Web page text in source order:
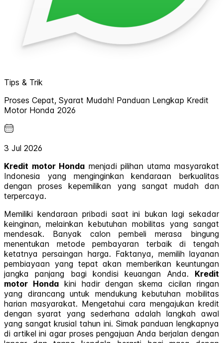
Tips & Trik
Proses Cepat, Syarat Mudah! Panduan Lengkap Kredit
Motor Honda 2026
3 Jul 2026
Kredit motor Honda menjadi pilihan utama masyarakat
Indonesia yang menginginkan kendaraan berkualitas
dengan proses kepemilikan yang sangat mudah dan
terpercaya.
Memiliki kendaraan pribadi saat ini bukan lagi sekadar
keinginan, melainkan kebutuhan mobilitas yang sangat
mendesak. Banyak calon pembeli merasa bingung
menentukan metode pembayaran terbaik di tengah
ketatnya persaingan harga. Faktanya, memilih layanan
pembiayaan yang tepat akan memberikan keuntungan
jangka panjang bagi kondisi keuangan Anda. Kredit
motor Hondakini hadir dengan skema cicilan ringan
yang dirancang untuk mendukung kebutuhan mobilitas
harian masyarakat. Mengetahui cara mengajukan kredit
dengan syarat yang sederhana adalah langkah awal
yang sangat krusial tahun ini. Simak panduan lengkapnya
di artikel ini agar proses pengajuan Anda berjalan dengan